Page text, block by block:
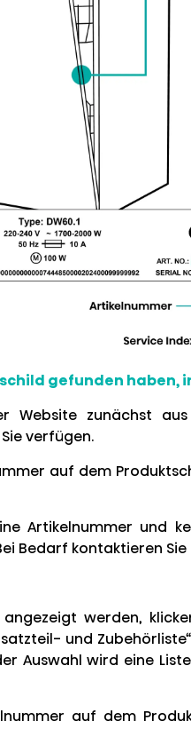
gefunden haben,
Website zunächst
verfügen.
auf dem
Artikelnummer und
Bedarf kontaktieren
werden,
und
Auswahl wird eine
auf dem